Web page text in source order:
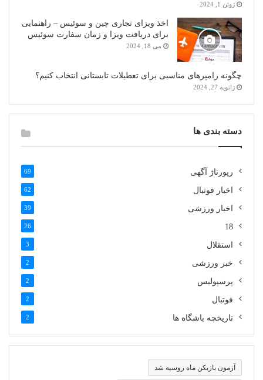
ژوئن 1, 2024
اخذ ویزای تجاری چین و سوئیس – راهنمایی
برای دریافت ویزا و زمان سفارت سوئیس
می 18, 2024
چگونه رامپرهای مناسبی برای تعطیلات تابستانی انتخاب کنیم؟
ژانویه 27, 2024
دسته بندی ها
رپورتاژ آگهی 69
اخبار فوتبال 62
اخبار ورزشی 39
18
26
استقلال 3
خبر ورزشی 2
پرسپولیس 2
فوتبال 2
تاریخچه باشگاه ها 2
آزمون بازیکن ماه روسیه شد